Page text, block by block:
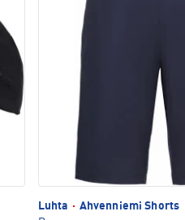
Luhta · Ahvenniemi Shorts